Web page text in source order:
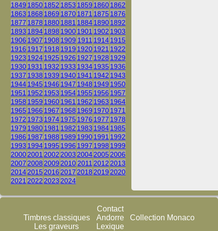
1849 18501852 1853 1859 18601862
1863 1868 1869 18701871 1875 1876
1877 1878 18801881 188418901892
1893 18941898 19001901 1902 1903
1906 1907 1908 1909 1911 19141915
1916 1917 1918 1919 19201921 1922
1923 19241925 1926 1927 1928 1929
19301931 1932 1933 19341935 1936
1937 1938 1939 19401941 1942 1943
19441945 1946 1947 1948 1949 1950
1951 1952 1953 19541955 1956 1957
1958 1959 19601961 1962 1963 1964
1965 1966 1967 1968 1969 19701971
1972 1973 19741975 1976 1977 1978
1979 19801981 1982 1983 19841985
1986 1987 1988 1989 19901991 1992
1993 19941995 1996 1997 1998 1999
20002001 2002 2003 20042005 2006
2007 2008 2009 2010 2011 2012 2013
20142015 2016 2017 2018 2019 2020
2021 2022 2023 2024
Timbres classiques
Les graveurs
Contact
Andorre
Lexique
Collection Monaco